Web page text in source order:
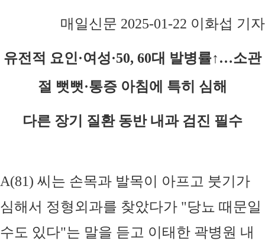
매일신문 2025-01-22 이화섭 기자
유전적 요인·여성·50, 60대 발병률↑…소관
절 뻣뻣·통증 아침에 특히 심해
다른 장기 질환 동반 내과 검진 필수
A(81) 씨는 손목과 발목이 아프고 붓기가
심해서 정형외과를 찾았다가 "당뇨 때문일
수도 있다"는 말을 듣고 이태한 곽병원 내